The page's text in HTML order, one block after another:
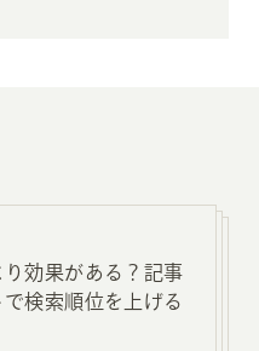
効果がある？記事
検索順位を上げる